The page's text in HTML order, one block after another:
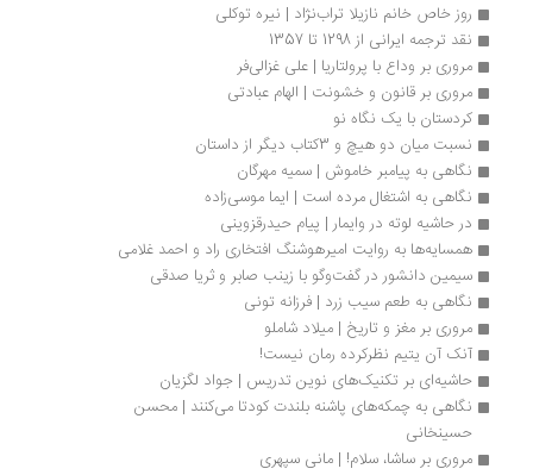
روز خاص خانم نازیلا تراب‌نژاد | نیره توکلی
نقد ترجمه ایرانی از 1298 تا 1357
مروری بر وداع با پرولتاریا | علی غزالی‌فر
مروری بر قانون و خشونت | الهام عبادتی
کردستان با یک نگاه نو
نسبت میان دو هیچ و 3کتاب دیگر از داستان
نگاهی به پیامبر خاموش | سمیه مهرگان
نگاهی به اشتغال مرده است | ایما موسی‌زاده
در حاشیه لوته در وایمار | پیام حیدرقزوینی
همسایه‌ها به روایت امیرهوشنگ افتخاری‌ راد و احمد غلامی
سیمین دانشور در گفت‌وگو با زینب صابر و ثریا صدقی
نگاهی به طعم سیب زرد | فرزانه تونی
مروری بر مغز و تاریخ | میلاد شاملو
آنک آن یتیم نظرکرده رمان نیست!
حاشیه‌ای بر تکنیک‌های نوین تدریس | جواد لگزیان
نگاهی به چمکه‌های پاشنه بلندت کودتا می‌کنند | محسن
حسینخانی
مروری بر ساشا، سلام! | مانی سپهری